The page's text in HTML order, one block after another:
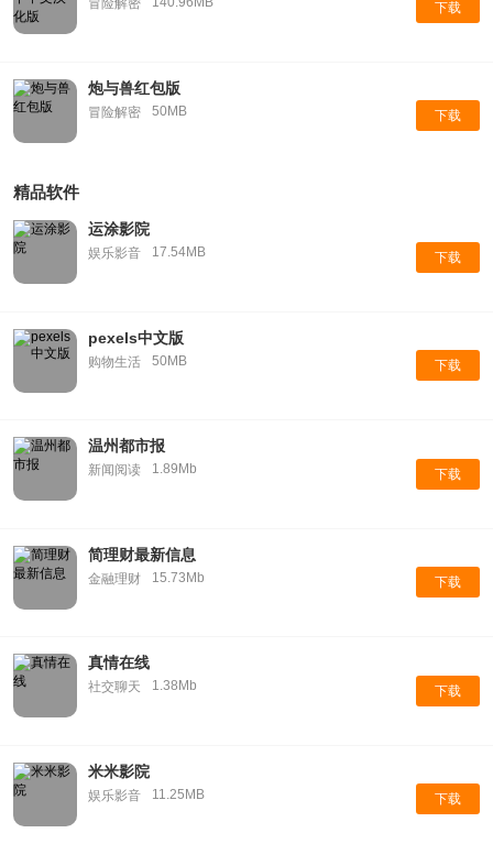
冒险解密 下载
炮与兽红包版
冒险解密 50MB 下载
精品软件
运涂影院
娱乐影音 17.54MB 下载
pexels中文版
购物生活 50MB 下载
温州都市报
新闻阅读 1.89Mb 下载
简理财最新信息
金融理财 15.73Mb 下载
真情在线
社交聊天 1.38Mb 下载
米米影院
娱乐影音 11.25MB 下载